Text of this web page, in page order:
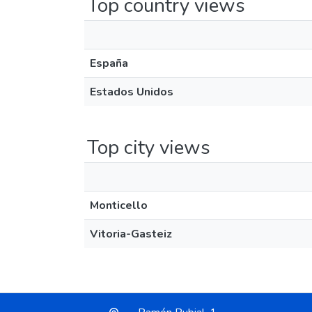
Top country views
España
Estados Unidos
Top city views
Monticello
Vitoria-Gasteiz